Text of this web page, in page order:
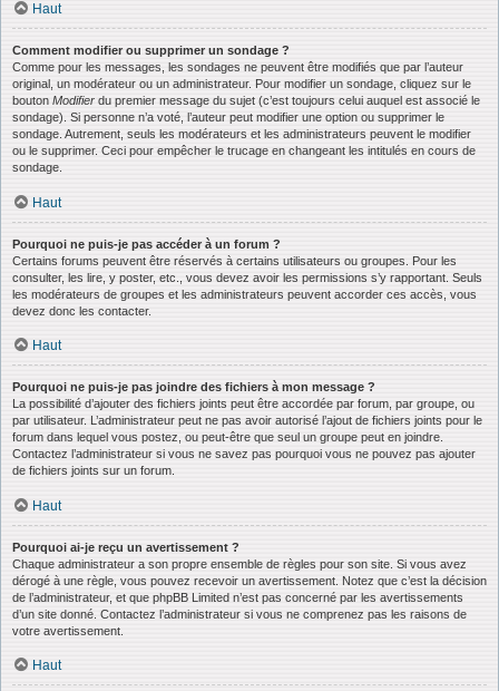
Haut
Comment modifier ou supprimer un sondage ?
Comme pour les messages, les sondages ne peuvent être modifiés que par l’auteur
original, un modérateur ou un administrateur. Pour modifier un sondage, cliquez sur le
bouton Modifier du premier message du sujet (c’est toujours celui auquel est associé le
sondage). Si personne n’a voté, l’auteur peut modifier une option ou supprimer le
sondage. Autrement, seuls les modérateurs et les administrateurs peuvent le modifier
ou le supprimer. Ceci pour empêcher le trucage en changeant les intitulés en cours de
sondage.
Haut
Pourquoi ne puis-je pas accéder à un forum ?
Certains forums peuvent être réservés à certains utilisateurs ou groupes. Pour les
consulter, les lire, y poster, etc., vous devez avoir les permissions s’y rapportant. Seuls
les modérateurs de groupes et les administrateurs peuvent accorder ces accès, vous
devez donc les contacter.
Haut
Pourquoi ne puis-je pas joindre des fichiers à mon message ?
La possibilité d’ajouter des fichiers joints peut être accordée par forum, par groupe, ou
par utilisateur. L’administrateur peut ne pas avoir autorisé l’ajout de fichiers joints pour le
forum dans lequel vous postez, ou peut-être que seul un groupe peut en joindre.
Contactez l’administrateur si vous ne savez pas pourquoi vous ne pouvez pas ajouter
de fichiers joints sur un forum.
Haut
Pourquoi ai-je reçu un avertissement ?
Chaque administrateur a son propre ensemble de règles pour son site. Si vous avez
dérogé à une règle, vous pouvez recevoir un avertissement. Notez que c’est la décision
de l’administrateur, et que phpBB Limited n’est pas concerné par les avertissements
d’un site donné. Contactez l’administrateur si vous ne comprenez pas les raisons de
votre avertissement.
Haut